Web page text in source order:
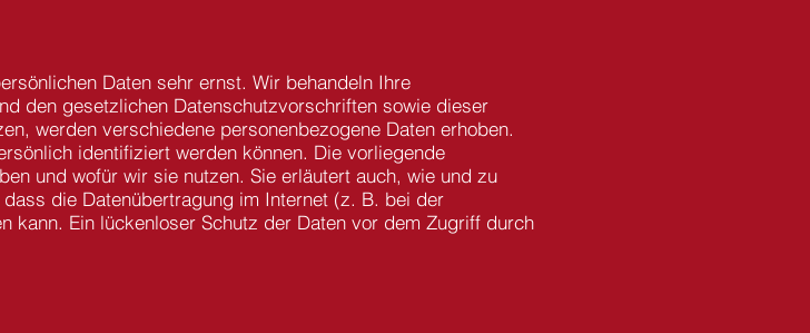
Daten sehr ernst. Wir behandeln Ihre
den gesetzlichen Datenschutzvorschriften sowie dieser
werden verschiedene personenbezogene Daten erhoben.
identifiziert werden können. Die vorliegende
und wofür wir sie nutzen. Sie erläutert auch, wie und zu
die Datenübertragung im Internet (z. B. bei der
kann. Ein lückenloser Schutz der Daten vor dem Zugriff durch